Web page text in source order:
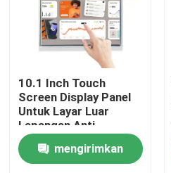
Wisata pabrik
Kontrol kualitas
Hubungi kami
Berita
10.1 Inch Touch
Screen Display Panel
Untuk Layar Luar
Lapangan Anti-
Fingerprint Coating
mengirimkan